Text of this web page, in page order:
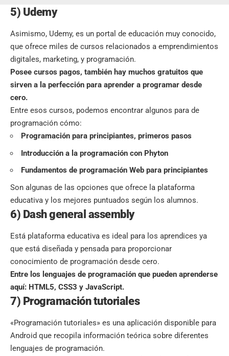
5) Udemy
Asimismo, Udemy, es un portal de educación muy conocido,
que ofrece miles de cursos relacionados a emprendimientos
digitales, marketing, y programación.
Posee cursos pagos, también hay muchos gratuitos que
sirven a la perfección para aprender a programar desde
cero.
Entre esos cursos, podemos encontrar algunos para de
programación cómo:
Programación para principiantes, primeros pasos
Introducción a la programación con Phyton
Fundamentos de programación Web para principiantes
Son algunas de las opciones que ofrece la plataforma
educativa y los mejores puntuados según los alumnos.
6) Dash general assembly
Está plataforma educativa es ideal para los aprendices ya
que está diseñada y pensada para proporcionar
conocimiento de programación desde cero.
Entre los lenguajes de programación que pueden aprenderse
aquí: HTML5, CSS3 y JavaScript.
7) Programación tutoriales
«Programación tutoriales» es una aplicación disponible para
Android que recopila información teórica sobre diferentes
lenguajes de programación.